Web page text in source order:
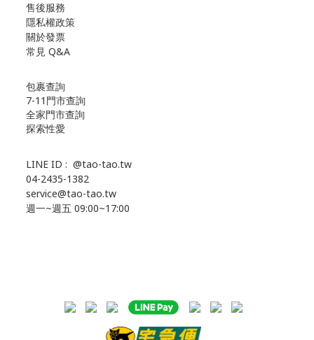
售後服務
隱私權政策
關於發票
常見 Q&A
包裹查詢
7-11門市查詢
全家門市查詢
探索性愛
LINE ID : @tao-tao.tw
04-2435-1382
service@tao-tao.tw
週一~週五 09:00~17:00